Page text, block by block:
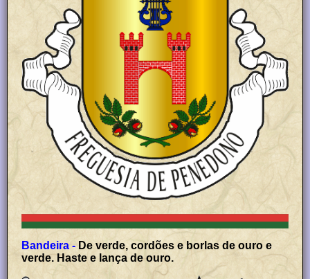
Bandeira - De verde, cordões e borlas de ouro e
verde. Haste e lança de ouro.